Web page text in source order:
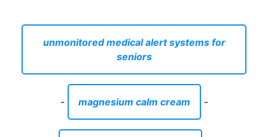
unmonitored medical alert systems for
seniors
- magnesium calm cream -